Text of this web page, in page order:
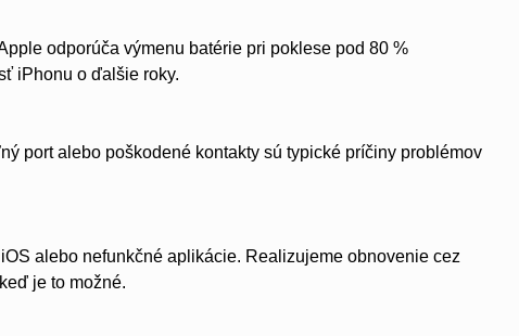
odporúča výmenu batérie pri poklese pod 80 %
iPhonu o ďalšie roky.
port alebo poškodené kontakty sú typické príčiny problémov
alebo nefunkčné aplikácie. Realizujeme obnovenie cez
je to možné.